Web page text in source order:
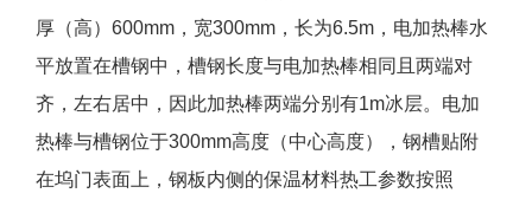
厚（高）600mm，宽300mm，长为6.5m，电加热棒水
平放置在槽钢中，槽钢长度与电加热棒相同且两端对
齐，左右居中，因此加热棒两端分别有1m冰层。电加
热棒与槽钢位于300mm高度（中心高度），钢槽贴附
在坞门表面上，钢板内侧的保温材料热工参数按照